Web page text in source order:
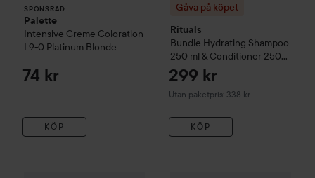
SPONSRAD
Palette
Intensive Creme Coloration
L9-0 Platinum Blonde
74 kr
KÖP
Gåva på köpet
Rituals
Bundle Hydrating Shampoo
250 ml & Conditioner 250
ml
299 kr
Utan paketpris: 338 kr
KÖP